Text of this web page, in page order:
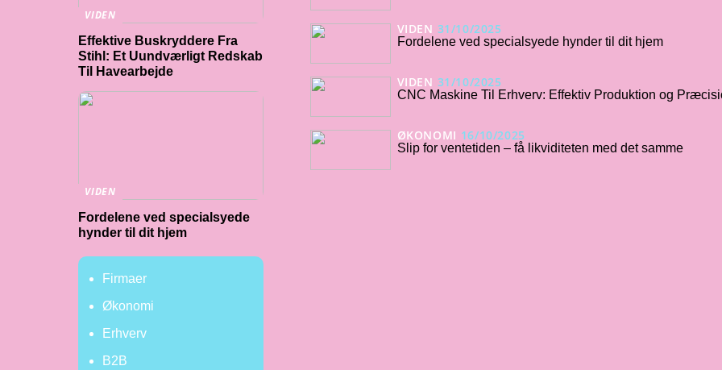
VIDEN 31/10/2025
Fordelene ved specialsyede hynder til dit hjem
VIDEN 31/10/2025
CNC Maskine Til Erhverv: Effektiv Produktion og
ØKONOMI 16/10/2025
Slip for ventetiden – få likviditeten med det samme
VIDEN
Effektive Buskryddere Fra
Stihl: Et Uundværligt Redskab
Til Havearbejde
VIDEN
Fordelene ved specialsyede
hynder til dit hjem
Firmaer
Økonomi
Erhverv
B2B